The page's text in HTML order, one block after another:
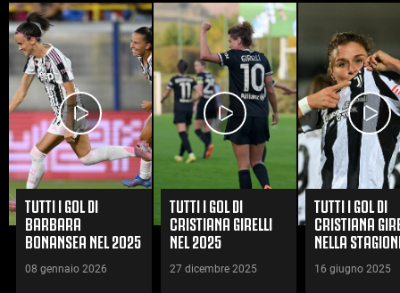
TUTTI I GOL DI
BARBARA
BONANSEA NEL 2025
08 gennaio 2026
TUTTI I GOL DI
CRISTIANA GIRELLI
NEL 2025
27 dicembre 2025
TUTTI I GOL DI
CRISTIANA
NELLA
16 giugno 2025